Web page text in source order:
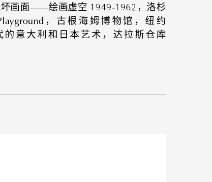
画面——绘画虚空 1949-1962，洛杉
，古根海姆博物馆，纽约
的意大利和日本艺术，达拉斯仓库